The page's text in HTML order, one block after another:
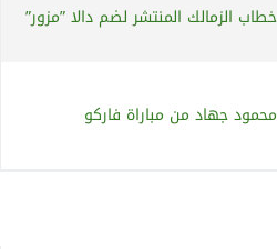
الزمالك المنتشر لضم دالا ”مزور”
جهاد من مباراة فاركو